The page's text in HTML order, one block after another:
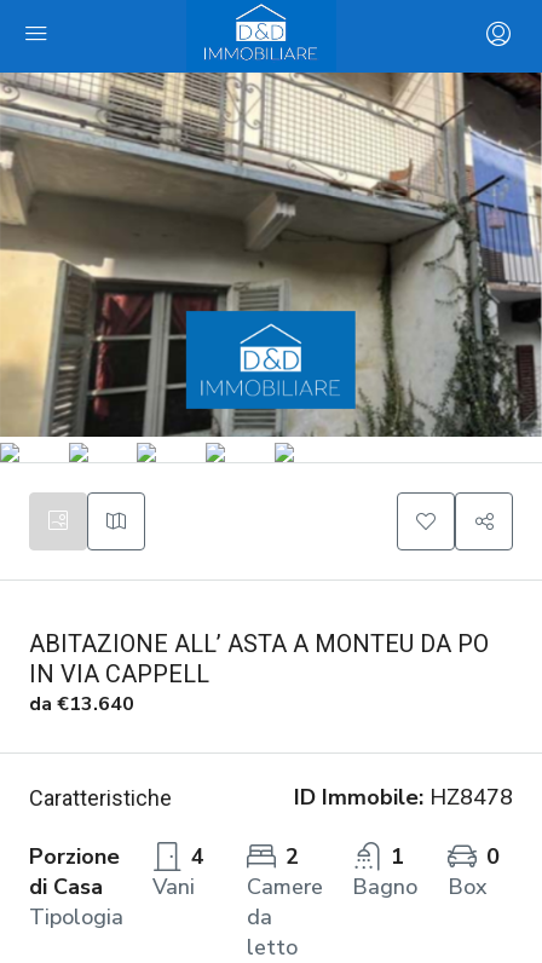
ABITAZIONE ALL’ ASTA A MONTEU DA PO
IN VIA CAPPELL
da €13.640
Caratteristiche ID Immobile: HZ8478
Porzione
di Casa
Tipologia
4
Vani
2
Camere
da
letto
1
Bagno
0
Box